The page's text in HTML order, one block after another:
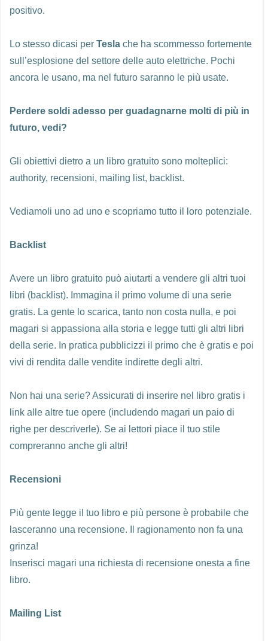
positivo.
Lo stesso dicasi per Tesla che ha scommesso fortemente
sull’esplosione del settore delle auto elettriche. Pochi
ancora le usano, ma nel futuro saranno le più usate.
Perdere soldi adesso per guadagnarne molti di più in
futuro, vedi?
Gli obiettivi dietro a un libro gratuito sono molteplici:
authority, recensioni, mailing list, backlist.
Vediamoli uno ad uno e scopriamo tutto il loro potenziale.
Backlist
Avere un libro gratuito può aiutarti a vendere gli altri tuoi
libri (backlist). Immagina il primo volume di una serie
gratis. La gente lo scarica, tanto non costa nulla, e poi
magari si appassiona alla storia e legge tutti gli altri libri
della serie. In pratica pubblicizzi il primo che è gratis e poi
vivi di rendita dalle vendite indirette degli altri.
Non hai una serie? Assicurati di inserire nel libro gratis i
link alle altre tue opere (includendo magari un paio di
righe per descriverle). Se ai lettori piace il tuo stile
compreranno anche gli altri!
Recensioni
Più gente legge il tuo libro e più persone è probabile che
lasceranno una recensione. Il ragionamento non fa una
grinza!
Inserisci magari una richiesta di recensione onesta a fine
libro.
Mailing List